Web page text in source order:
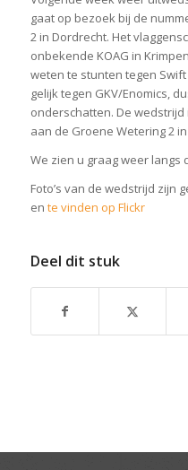
gaat op bezoek bij de
2 in Dordrecht. Het
onbekende KOAG in
weten te stunten tegen
gelijk tegen GKV/Enomics,
onderschatten. De wedstrijd
aan de Groene Wetering 2
We zien u graag weer langs
Foto’s van de wedstrijd zijn
en te vinden op Flickr
Deel dit stuk